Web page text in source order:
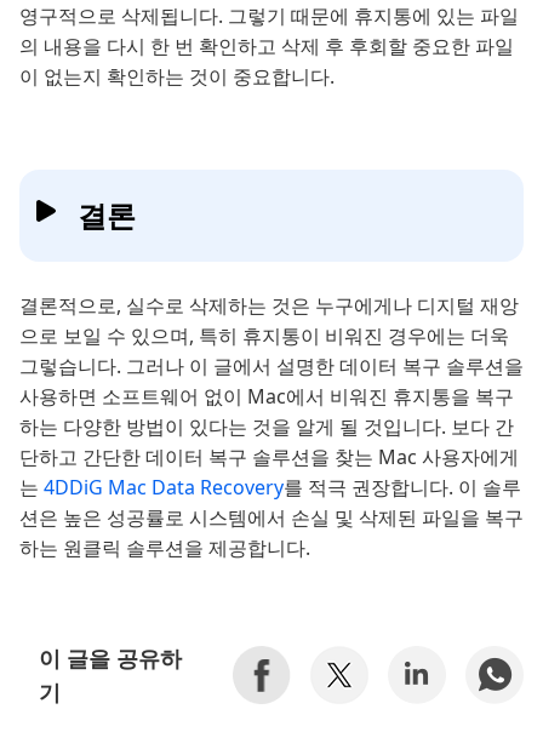
영구적으로 삭제됩니다. 그렇기 때문에 휴지통에 있는 파일
의 내용을 다시 한 번 확인하고 삭제 후 후회할 중요한 파일
이 없는지 확인하는 것이 중요합니다.
결론
결론적으로, 실수로 삭제하는 것은 누구에게나 디지털 재앙
으로 보일 수 있으며, 특히 휴지통이 비워진 경우에는 더욱
그렇습니다. 그러나 이 글에서 설명한 데이터 복구 솔루션을
사용하면 소프트웨어 없이 Mac에서 비워진 휴지통을 복구
하는 다양한 방법이 있다는 것을 알게 될 것입니다. 보다 간
단하고 간단한 데이터 복구 솔루션을 찾는 Mac 사용자에게
는 4DDiG Mac Data Recovery를 적극 권장합니다. 이 솔루
션은 높은 성공률로 시스템에서 손실 및 삭제된 파일을 복구
하는 원클릭 솔루션을 제공합니다.
이 글을 공유하
기